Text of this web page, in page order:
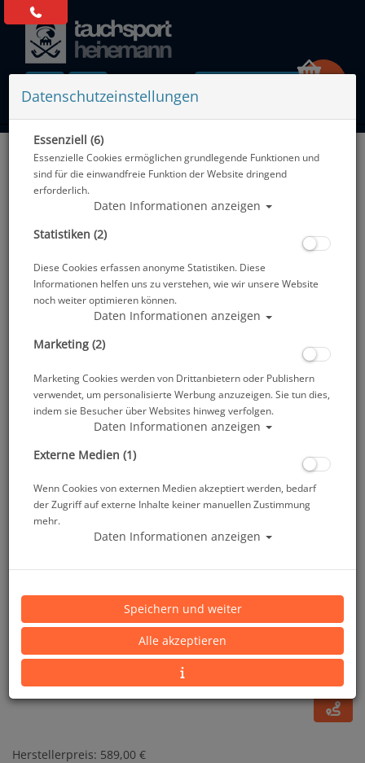
Alle Artikel zeigen aus: Atemregler - nur 1. Stufe
Atomic 1ste Stufe Z2 DIN
Artikelnr.: ato-0100624PS
Herstellerpreis: 589,00 €
Datenschutzeinstellungen
Essenziell (6)
Essenzielle Cookies ermöglichen grundlegende Funktionen und
sind für die einwandfreie Funktion der Website dringend
erforderlich.
Daten Informationen anzeigen
Statistiken (2)
Diese Cookies erfassen anonyme Statistiken. Diese
Informationen helfen uns zu verstehen, wie wir unsere Website
noch weiter optimieren können.
Daten Informationen anzeigen
Marketing (2)
Marketing Cookies werden von Drittanbietern oder Publishern
verwendet, um personalisierte Werbung anzuzeigen. Sie tun dies,
indem sie Besucher über Websites hinweg verfolgen.
Daten Informationen anzeigen
Externe Medien (1)
Wenn Cookies von externen Medien akzeptiert werden, bedarf
der Zugriff auf externe Inhalte keiner manuellen Zustimmung
mehr.
Daten Informationen anzeigen
Speichern und weiter
Alle akzeptieren